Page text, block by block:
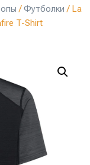
/Футболки / La
T-Shirt